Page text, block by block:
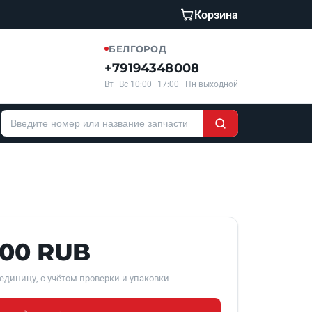
Корзина
БЕЛГОРОД
+79194348008
Вт–Вс 10:00–17:00 · Пн выходной
RUB
с учётом проверки и упаковки